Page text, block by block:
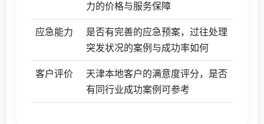
力的价格与服务保障
应急能力
是否有完善的应急预案，过往处理
突发状况的案例与成功率如何
客户评价
天津本地客户的满意度评分，是否
有同行业成功案例可参考